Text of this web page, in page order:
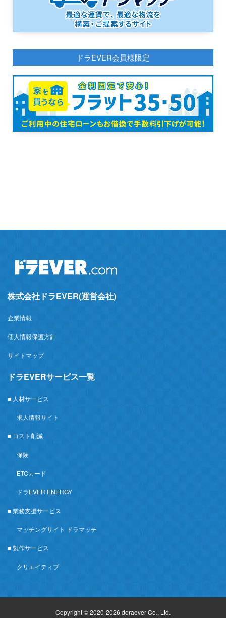
ドラEVER会員様限定
株式会社ドラEVER(運営会社)
企業情報
個人情報保護方針
サイトマップ
ドラEVERサービス一覧
■ 人材サービス
求人情報サイト
■ コスト削減
保険
ETCカード
ドラEVER ENERGY
■ 業務支援サービス
マッチングサイト ドラマッチ
■ 製作サービス
クリエイティブ
Copyright © 2020-2026 doraever Co., Ltd.